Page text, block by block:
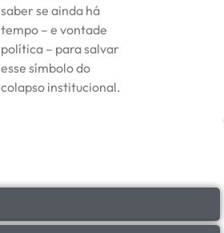
saber se ainda há
tempo – e vontade
política – para salvar
esse símbolo do
colapso institucional.